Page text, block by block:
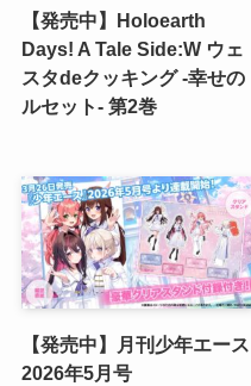
【発売中】Holoearth
Days! A Tale Side:W ウェ
スタdeクッキング -幸せの
ルセット- 第2巻
【発売中】月刊少年エース
2026年5月号